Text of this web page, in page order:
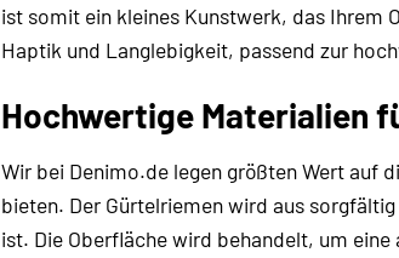
ist somit ein kleines Kunstwerk, das Ihrem
Haptik und Langlebigkeit, passend zur
Hochwertige Materialien
Wir bei Denimo.de legen größten Wert auf
bieten. Der Gürtelriemen wird aus
ist. Die Oberfläche wird behandelt, um